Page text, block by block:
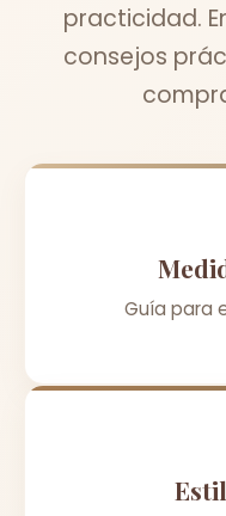
practicidad.
consejos
Guía para